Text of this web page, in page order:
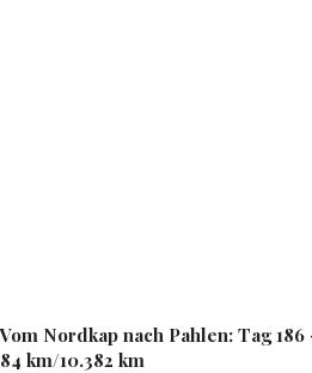
Vom Nordkap nach Pahlen: Tag
84 km/10.382 km